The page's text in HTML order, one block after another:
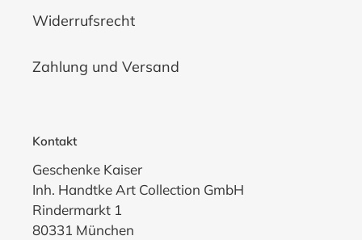
Widerrufsrecht
Zahlung und Versand
Kontakt
Geschenke Kaiser
Inh. Handtke Art Collection GmbH
Rindermarkt 1
80331 München